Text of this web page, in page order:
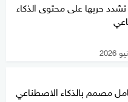
حربها على محتوى الذكاء
مصمم بالذكاء الاصطناعي